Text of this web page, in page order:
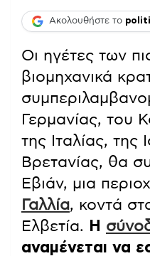
Ακολουθήστε το
Οι ηγέτες των
βιομηχανικά
Γερμανίας, του
της Ιταλίας, της
Βρετανίας, θα
Εβιάν, μια
Γαλλία, κοντά
Ελβετία.
Η
αναμένεται να